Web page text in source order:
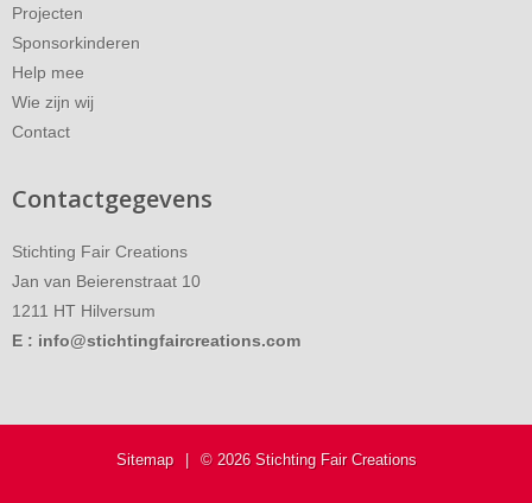
Projecten
Sponsorkinderen
Help mee
Wie zijn wij
Contact
Contactgegevens
Stichting Fair Creations
Jan van Beierenstraat 10
1211 HT Hilversum
E : info@stichtingfaircreations.com
Sitemap | © 2026 Stichting Fair Creations